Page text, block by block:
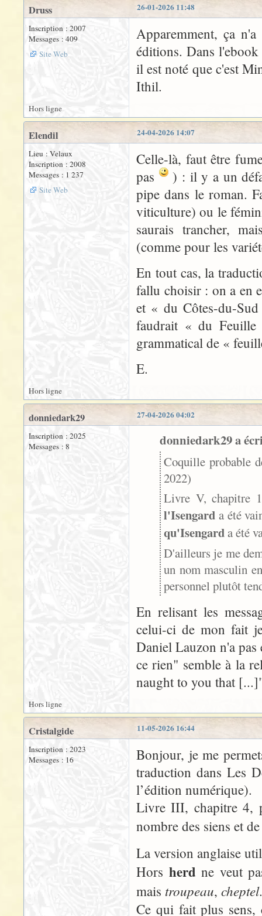
26-01-2026 11:48
Druss
Inscription : 2007
Messages : 409
Site Web
Apparemment, ça
éditions. Dans
il est noté que c'est
Ithil.
Hors ligne
24-04-2026 14:07
Elendil
Lieu : Velaux
Inscription : 2008
Messages : 1 237
Site Web
Celle-là, faut être
pas
) : il y a un
pipe dans le roman.
viticulture) ou le
saurais trancher,
(comme pour les
En tout cas, la
fallu choisir : on a en
et « du Côtes-du-
faudrait « du Feuille
grammatical de «
E.
Hors ligne
27-04-2026 04:02
donniedark29
Inscription : 2025
Messages : 8
donniedark29 a
Coquille probable
2022)
Livre V, chapitre
l'Isengard a été
qu'Isengarda été
D'ailleurs je me
un nom masculin
personnel plutôt
En relisant les
celui-ci de mon fait
Daniel Lauzon n'a
ce rien" semble à la
naught to you that
Hors ligne
11-05-2026 16:44
Cristalgide
Inscription : 2023
Messages : 16
Bonjour, je me
traduction dans Les
l’édition numérique).
Livre III, chapitre 4,
nombre des siens et
La version anglaise
Hors herd ne veut
mais troupeau, cheptel.
Ce qui fait plus sens,